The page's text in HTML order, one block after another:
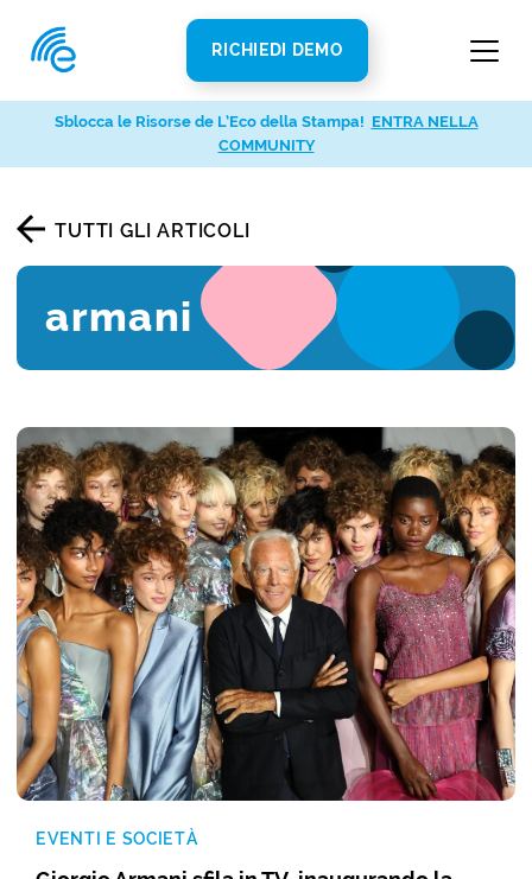
RICHIEDI DEMO
TUTTI GLI ARTICOLI
armani
EVENTI E SOCIETÀ
Sblocca le Risorse de L’Eco della Stampa! ENTRA NELLA
COMMUNITY